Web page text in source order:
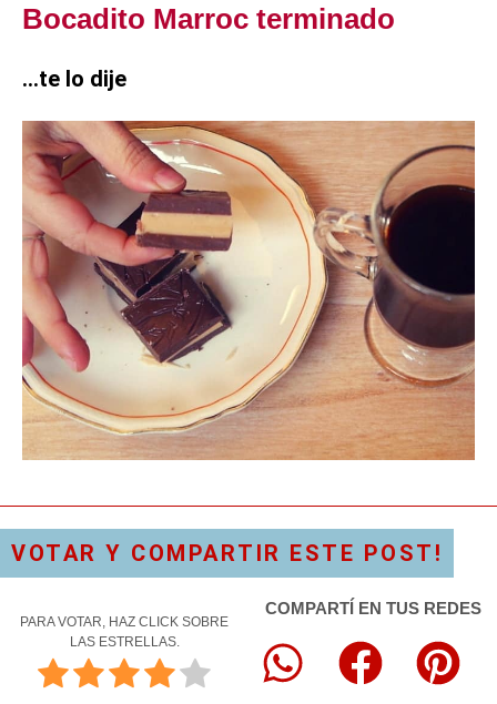
Bocadito Marroc terminado
…te lo dije
VOTAR Y COMPARTIR ESTE POST!
PARA VOTAR, HAZ CLICK SOBRE
LAS ESTRELLAS.
COMPARTÍ EN TUS REDES